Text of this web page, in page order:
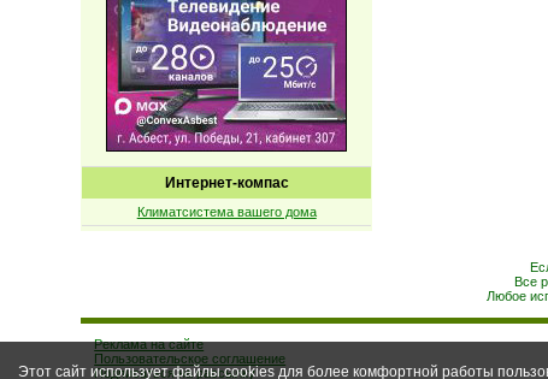
Интернет-компас
Климатсистема вашего дома
Все
Любое
Реклама на сайте
Пользовательское соглашение
Подписаться на рассылку
Этот сайт использует файлы cookies для более комфортной работы